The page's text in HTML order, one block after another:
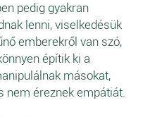
pedig gyakran
lenni, viselkedésük
emberekről van szó,
építik ki a
másokat,
nem éreznek empátiát.